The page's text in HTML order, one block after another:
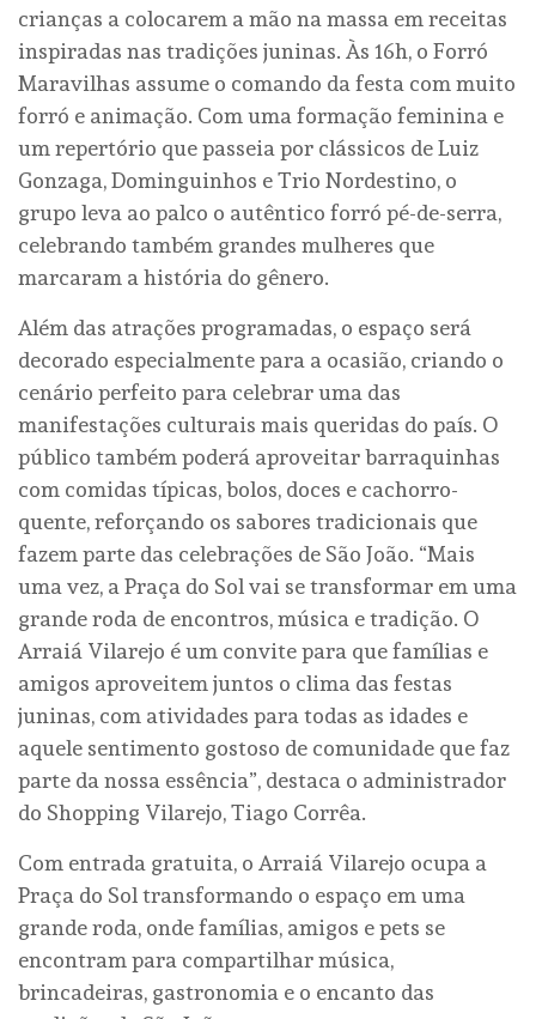
crianças a colocarem a mão na massa em receitas
inspiradas nas tradições juninas. Às 16h, o Forró
Maravilhas assume o comando da festa com muito
forró e animação. Com uma formação feminina e
um repertório que passeia por clássicos de Luiz
Gonzaga, Dominguinhos e Trio Nordestino, o
grupo leva ao palco o autêntico forró pé-de-serra,
celebrando também grandes mulheres que
marcaram a história do gênero.
Além das atrações programadas, o espaço será
decorado especialmente para a ocasião, criando o
cenário perfeito para celebrar uma das
manifestações culturais mais queridas do país. O
público também poderá aproveitar barraquinhas
com comidas típicas, bolos, doces e cachorro-
quente, reforçando os sabores tradicionais que
fazem parte das celebrações de São João. “Mais
uma vez, a Praça do Sol vai se transformar em uma
grande roda de encontros, música e tradição. O
Arraiá Vilarejo é um convite para que famílias e
amigos aproveitem juntos o clima das festas
juninas, com atividades para todas as idades e
aquele sentimento gostoso de comunidade que faz
parte da nossa essência”, destaca o administrador
do Shopping Vilarejo, Tiago Corrêa.
Com entrada gratuita, o Arraiá Vilarejo ocupa a
Praça do Sol transformando o espaço em uma
grande roda, onde famílias, amigos e pets se
encontram para compartilhar música,
brincadeiras, gastronomia e o encanto das